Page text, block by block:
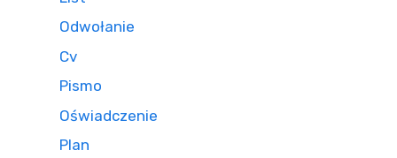
Odwołanie
Cv
Pismo
Oświadczenie
Plan